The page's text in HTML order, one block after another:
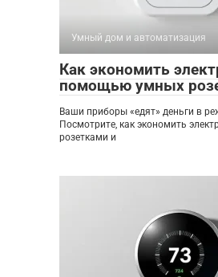
Умный дом и автоматизация
Как экономить
помощью умных
Ваши приборы «едят» деньги в
Посмотрите, как экономить
розетками и